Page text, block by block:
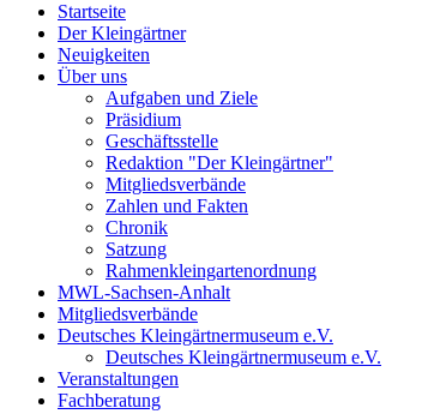
Startseite
Der Kleingärtner
Neuigkeiten
Über uns
Aufgaben und Ziele
Präsidium
Geschäftsstelle
Redaktion "Der Kleingärtner"
Mitgliedsverbände
Zahlen und Fakten
Chronik
Satzung
Rahmenkleingartenordnung
MWL-Sachsen-Anhalt
Mitgliedsverbände
Deutsches Kleingärtnermuseum e.V.
Deutsches Kleingärtnermuseum e.V.
Veranstaltungen
Fachberatung